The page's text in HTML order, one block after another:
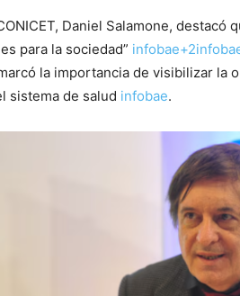
Daniel Salamone, destacó
para la sociedad”
la importancia de visibilizar la
sistema de salud infobae.